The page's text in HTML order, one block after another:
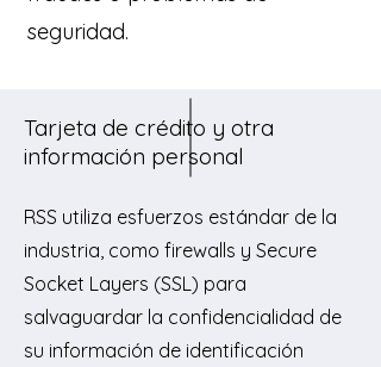
seguridad.
Tarjeta de crédito y otra
información personal
RSS utiliza esfuerzos estándar de la
industria, como firewalls y Secure
Socket Layers (SSL) para
salvaguardar la confidencialidad de
su información de identificación